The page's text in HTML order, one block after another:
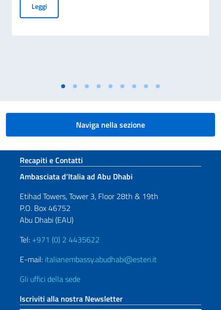
LeggiGiornata nazionale del sacrificio del lavoro italiano nel
Naviga nella sezione
Sezione footer
Recapiti e Contatti
Ambasciata d’Italia ad Abu Dhabi
Etihad Towers, Tower 3, Floor 28th & 19th
P.O. Box 46752
Abu Dhabi (EAU)
Tel: +971 (0) 2 4435622
E-mail: italianembassy.abudhabi@esteri.it
Gli uffici della sede
Iscriviti alla nostra Newsletter